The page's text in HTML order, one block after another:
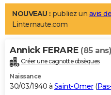
LIFESTYLE
Art de vivre
Bien-être
Loisirs
Mode
Modes de vie
Alimentation
Guide de la santé
Maladies
Médicaments
Sommeil
VOYAGE
Destinations
City break
Voyage nature
Voyage de noces
Forum
Climat
+PHOTO
GUIDES D'ACHAT
NOUVEAU : publiez un avis
Linternaute.com
Annick FERARE (85 ans)
Créer une cagnotte obsèques
Naissance
30/03/1940 à Saint-Omer(